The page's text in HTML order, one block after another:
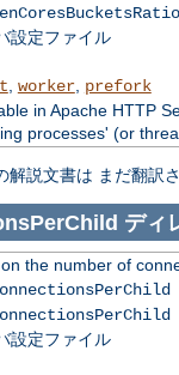
設定ファイル
worker, prefork
in Apache HTTP
processes' (or
解説文書は まだ翻訳
ディ
the number of
設定ファイル